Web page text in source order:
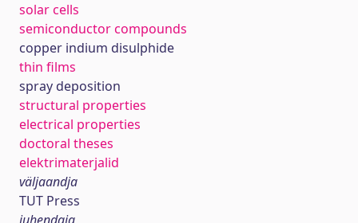
solar cells
semiconductor compounds
copper indium disulphide
thin films
spray deposition
structural properties
electrical properties
doctoral theses
elektrimaterjalid
väljaandja
TUT Press